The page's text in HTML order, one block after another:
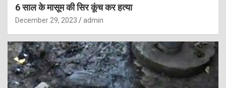
6 साल के मासूम की सिर कूंच कर हत्या
December 29, 2023 admin